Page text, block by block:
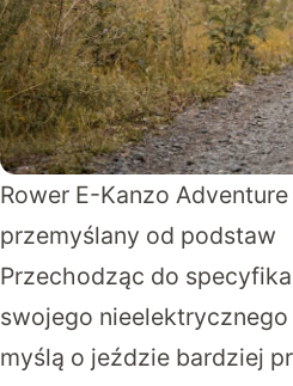
Rower E-Kanzo
przemyślany od podstaw
Przechodząc do
swojego
myślą o jeździe bardziej